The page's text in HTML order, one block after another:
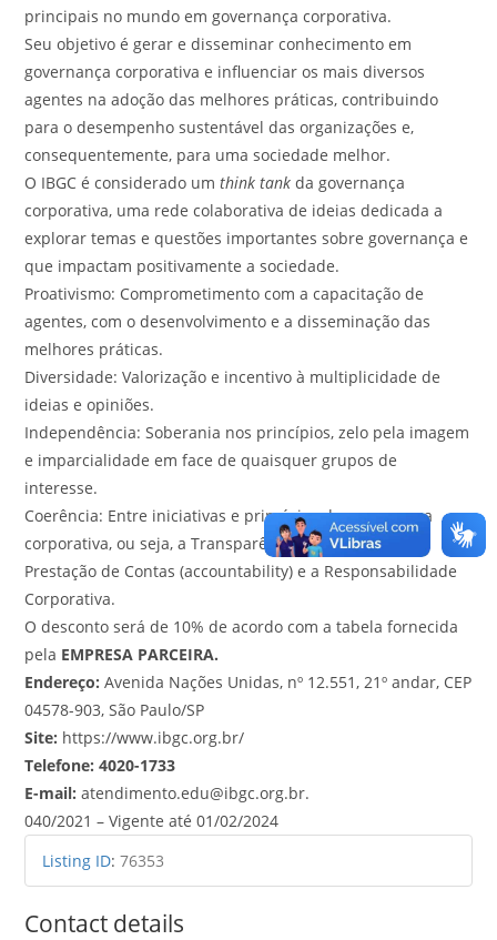
principais no mundo em governança corporativa.
Seu objetivo é gerar e disseminar conhecimento em
governança corporativa e influenciar os mais diversos
agentes na adoção das melhores práticas, contribuindo
para o desempenho sustentável das organizações e,
consequentemente, para uma sociedade melhor.
O IBGC é considerado umthink tankda governança
corporativa, uma rede colaborativa de ideias dedicada a
explorar temas e questões importantes sobre governança e
que impactam positivamente a sociedade.
Proativismo: Comprometimento com a capacitação de
agentes, com o desenvolvimento e a disseminação das
melhores práticas.
Diversidade: Valorização e incentivo à multiplicidade de
ideias e opiniões.
Independência: Soberania nos princípios, zelo pela imagem
e imparcialidade em face de quaisquer grupos de
interesse.
Coerência: Entre iniciativas e princípios da governança
corporativa, ou seja, a Transparência, a Equidade, a
Prestação de Contas (accountability) e a Responsabilidade
Corporativa.
O desconto será de 10% de acordo com a tabela fornecida
pela EMPRESA PARCEIRA.
Endereço: Avenida Nações Unidas, nº 12.551, 21º andar, CEP
04578-903, São Paulo/SP
Site: https://www.ibgc.org.br/
Telefone: 4020-1733
E-mail: atendimento.edu@ibgc.org.br.
040/2021 – Vigente até 01/02/2024
Listing ID:76353
Contact details